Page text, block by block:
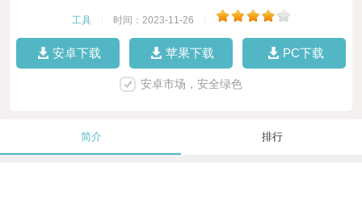
工具 时间：2023-11-26
安卓下载 苹果下载 PC下载
安卓市场，安全绿色
简介 排行